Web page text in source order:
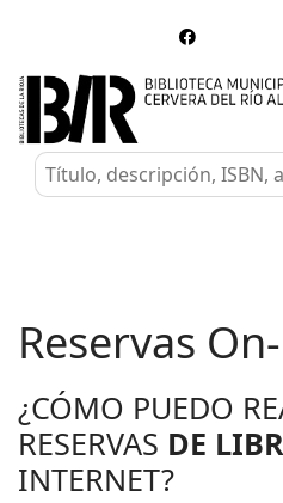
Reservas
¿CÓMO PUEDO
RESERVAS DE
INTERNET?